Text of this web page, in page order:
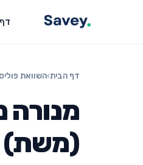
דף הבית›השוואת
מנורה
(משת)